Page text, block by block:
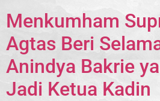
Menkumham
Agtas Beri
Anindya Bakrie
Jadi Ketua Kadin